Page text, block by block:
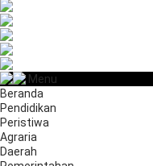
Menu
Beranda
Pendidikan
Peristiwa
Agraria
Daerah